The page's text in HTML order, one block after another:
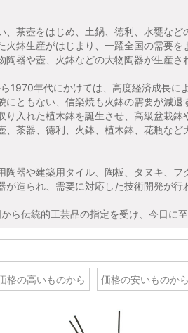
、茶壺をはじめ、土鍋、徳利、水甕な
火鉢生産がはじまり、一躍全国の需要
器や壺、火鉢などの大物陶器が生産さ
1970年代にかけては、高度経済成長に
にともない、信楽焼も火鉢の需要が減
り入れた植木鉢を誕生させ、高級盆栽
茶器、徳利、火鉢、植木鉢、花瓶など
陶器や建築用タイル、陶板、タヌキ、
造られ、需要に対応した技術開発が行
ら伝統的工芸品の指定を受け、今日に至
格の高いものから 価格の安いものから